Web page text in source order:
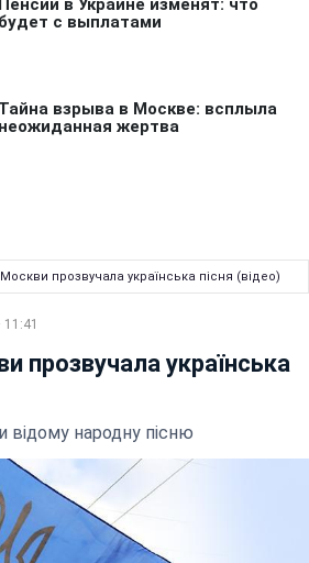
прозвучала українська пісня (відео)
прозвучала українська
відому народну пісню